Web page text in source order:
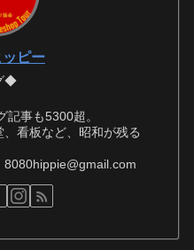
ピー
◆
事も5300超。
看板など、昭和が残る